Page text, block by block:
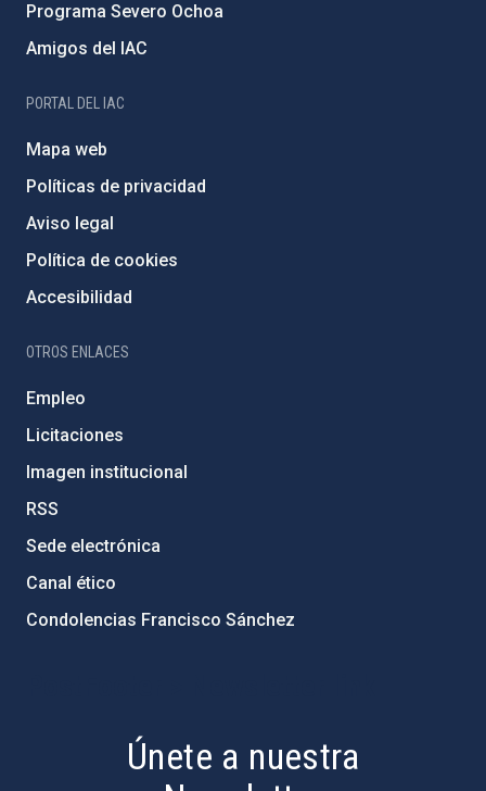
Programa Severo Ochoa
Amigos del IAC
PORTAL DEL IAC
Mapa web
Políticas de privacidad
Aviso legal
Política de cookies
Accesibilidad
OTROS ENLACES
Empleo
Licitaciones
Imagen institucional
RSS
Sede electrónica
Canal ético
Condolencias Francisco Sánchez
Únete a nuestra